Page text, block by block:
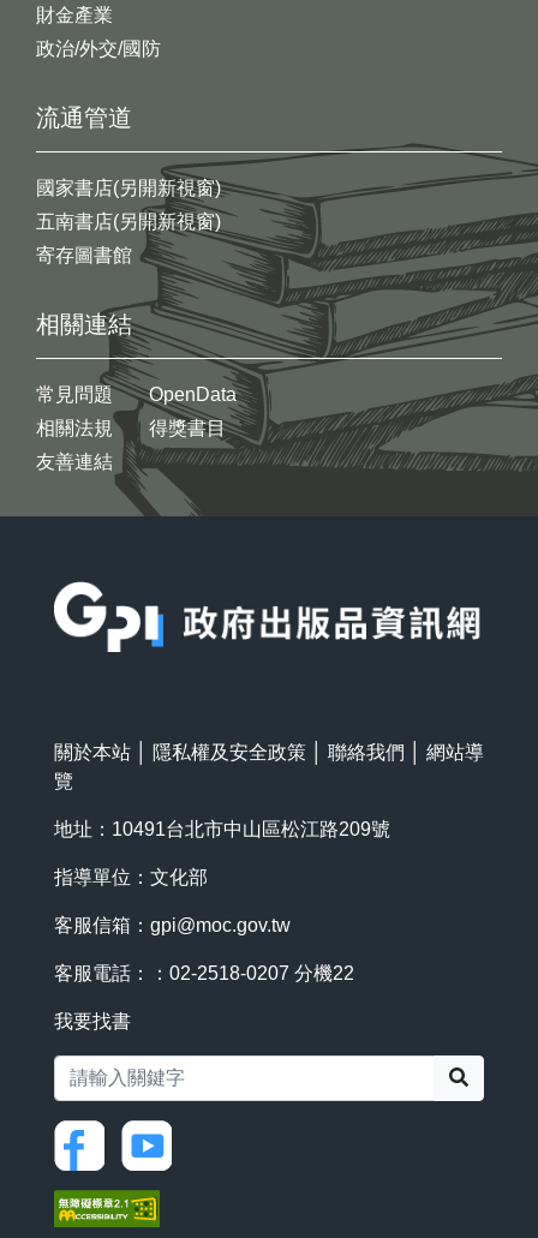
財金產業
政治/外交/國防
流通管道
國家書店(另開新視窗)
五南書店(另開新視窗)
寄存圖書館
相關連結
常見問題
相關法規
友善連結
OpenData
得獎書目
關於本站 隱私權及安全政策 聯絡我們
網站導
覽
地址：10491台北市中山區松江路209號
指導單位：文化部
客服信箱： gpi@moc.gov.tw
客服電話：：02-2518-0207 分機22
我要找書